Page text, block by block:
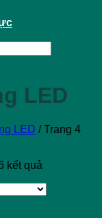
LED
LED /Trang 4
kết quả